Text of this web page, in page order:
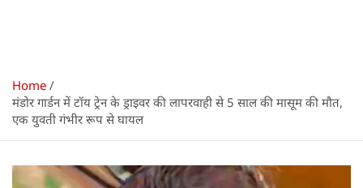
Home
मंडोर गार्डन में टॉय ट्रेन के ड्राइवर की लापरवाही से 5 साल की मासूम की मौत,
एक युवती गंभीर रूप से घायल